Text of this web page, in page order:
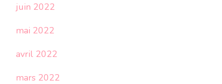
juin 2022
mai 2022
avril 2022
mars 2022